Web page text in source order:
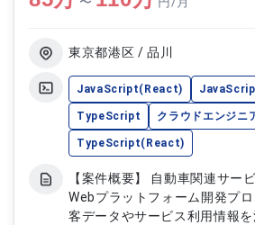
および改善対応 ・AWS各種サ
ド関連ツールやシステム開発
東京都港区 / 品川
JavaScript(React)
TypeScript クラウドエンジニ
TypeScript(React)
【案件概要】 自動車関連サー
Webプラットフォーム開発プ
客データやサービス利用情報